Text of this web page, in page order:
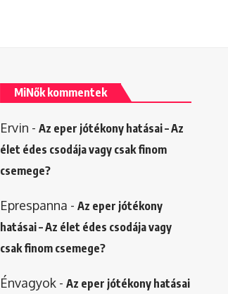
MiNők kommentek
Ervin - Az eper jótékony hatásai – Az
élet édes csodája vagy csak finom
csemege?
Eprespanna - Az eper jótékony
hatásai – Az élet édes csodája vagy
csak finom csemege?
Énvagyok- Az eper jótékony hatásai